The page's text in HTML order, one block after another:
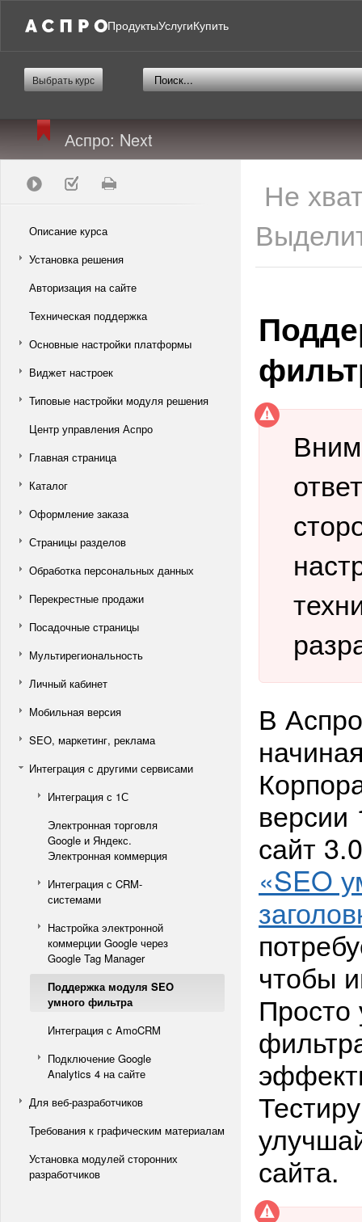
ПродуктыУслугиКупить
Выбрать курс
Аспро: Next
Описание курса
Установка решения
Авторизация на сайте
Техническая поддержка
Основные настройки платформы
Виджет настроек
Типовые настройки модуля решения
Центр управления Аспро
Главная страница
Каталог
Оформление заказа
Страницы разделов
Обработка персональных данных
Перекрестные продажи
Посадочные страницы
Мультирегиональность
Личный кабинет
Мобильная версия
SEO, маркетинг, реклама
Интеграция с другими сервисами
Интеграция с 1С
Электронная торговля
Google и Яндекс.
Электронная коммерция
Интеграция с CRM-
системами
Настройка электронной
коммерции Google через
Google Tag Manager
Поддержка модуля SEO
умного фильтра
Интеграция с AmoCRM
Подключение Google
Analytics 4 на сайте
Для веб-разработчиков
Требования к графическим материалам
Установка модулей сторонних
разработчиков
Не
В
версии
сайт
«SEO
чтобы
Просто
сайта.